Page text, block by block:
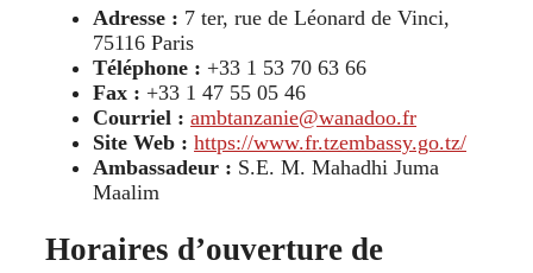
Adresse : 7 ter, rue de Léonard de Vinci,
75116 Paris
Téléphone : +33 1 53 70 63 66
Fax : +33 1 47 55 05 46
Courriel : ambtanzanie@wanadoo.fr
Site Web : https://www.fr.tzembassy.go.tz/
Ambassadeur : S.E. M. Mahadhi Juma
Maalim
Horaires d’ouverture de